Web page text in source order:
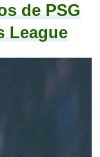
de PSG
League